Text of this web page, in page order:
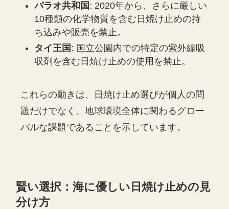
パラオ共和国 : 2020年から、さらに厳しい
10種類の化学物質を含む日焼け止めの持
ち込みや販売を禁止。
タイ王国 : 国立公園内での特定の紫外線吸
収剤を含む日焼け止めの使用を禁止。
これらの動きは、日焼け止め選びが個人の問
題だけでなく、地球環境全体に関わるグロー
バルな課題であることを示しています。
賢い選択：海に優しい日焼け止めの見
分け方